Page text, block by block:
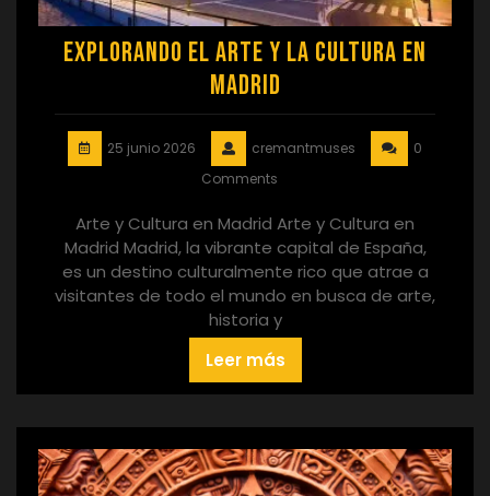
Explorando el Arte y la Cultura en
Madrid
25 junio 2026 cremantmuses
0
Comments
Arte y Cultura en Madrid Arte y Cultura en
Madrid Madrid, la vibrante capital de España,
es un destino culturalmente rico que atrae a
visitantes de todo el mundo en busca de arte,
historia y
Leer más